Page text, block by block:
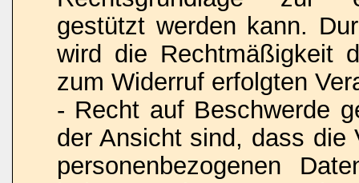
gestützt werden kann.
wird die Rechtmäßigkeit
zum Widerruf erfolgten
- Recht auf Beschwerde
der Ansicht sind, dass die
personenbezogenen